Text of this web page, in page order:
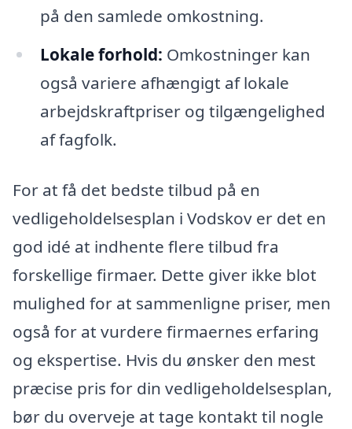
på den samlede omkostning.
Lokale forhold: Omkostninger kan
også variere afhængigt af lokale
arbejdskraftpriser og tilgængelighed
af fagfolk.
For at få det bedste tilbud på en
vedligeholdelsesplan i Vodskov er det en
god idé at indhente flere tilbud fra
forskellige firmaer. Dette giver ikke blot
mulighed for at sammenligne priser, men
også for at vurdere firmaernes erfaring
og ekspertise. Hvis du ønsker den mest
præcise pris for din vedligeholdelsesplan,
bør du overveje at tage kontakt til nogle